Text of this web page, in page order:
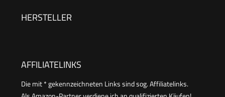
HERSTELLER
AFFILIATELINKS
Die mit * gekennzeichneten Links sind sog. Affiliatelinks.